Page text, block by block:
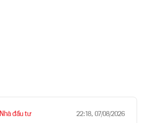
Nhà đầu tư 22:18, 07/08/2026